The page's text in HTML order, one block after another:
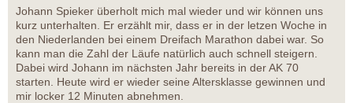
Johann Spieker überholt mich mal wieder und wir können uns
kurz unterhalten. Er erzählt mir, dass er in der letzen Woche in
den Niederlanden bei einem Dreifach Marathon dabei war. So
kann man die Zahl der Läufe natürlich auch schnell steigern.
Dabei wird Johann im nächsten Jahr bereits in der AK 70
starten. Heute wird er wieder seine Altersklasse gewinnen und
mir locker 12 Minuten abnehmen.